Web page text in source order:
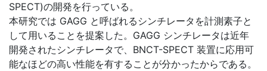
SPECT)の開発を行っている。
本研究では GAGG と呼ばれるシンチレータを計測素子と
して用いることを提案した。GAGG シンチレータは近年
開発されたシンチレータで、BNCT-SPECT 装置に応用可
能なほどの高い性能を有することが分かったからである。